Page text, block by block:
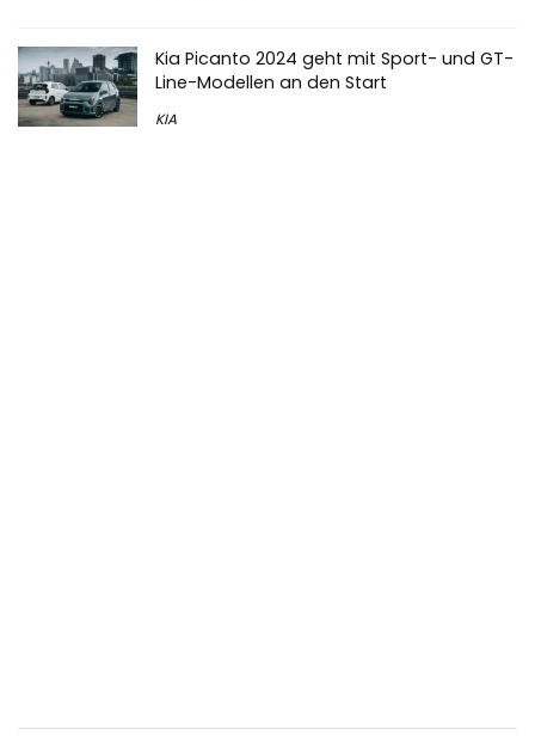
Kia Picanto 2024 geht mit Sport- und GT-
Line-Modellen an den Start
KIA